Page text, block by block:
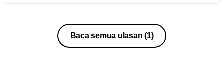
Baca semua ulasan(1)